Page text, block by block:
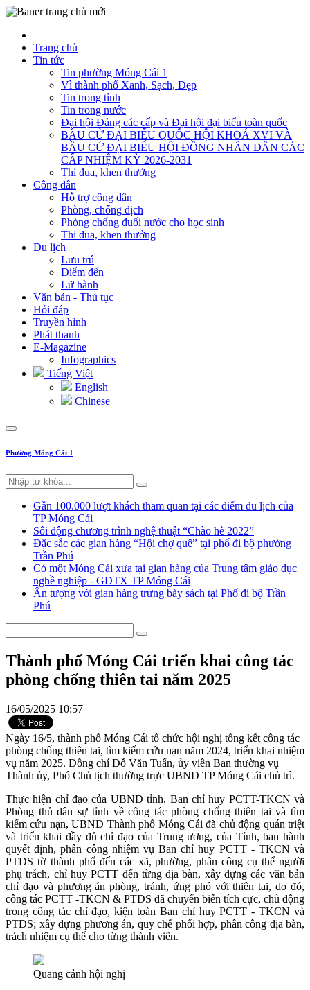
Trang chủ
Tin tức
Tin phường Móng Cái 1
Vì thành phố Xanh, Sạch, Đẹp
Tin trong tỉnh
Tin trong nước
Đại hội Đảng các cấp và Đại hội đại biểu toàn quốc
BẦU CỬ ĐẠI BIỂU QUỐC HỘI KHOÁ XVI VÀ
BẦU CỬ ĐẠI BIỂU HỘI ĐỒNG NHÂN DÂN CÁC
CẤP NHIỆM KỲ 2026-2031
Thi đua, khen thưởng
Công dân
Hỗ trợ công dân
Phòng, chống dịch
Phòng chống đuối nước cho học sinh
Thi đua, khen thưởng
Du lịch
Lưu trú
Điểm đến
Lữ hành
Văn bản - Thủ tục
Hỏi đáp
Truyền hình
Phát thanh
E-Magazine
Infographics
Tiếng Việt
English
Chinese
Phường Móng Cái 1
Gần 100.000 lượt khách tham quan tại các điểm du lịch của
TP Móng Cái
Sôi động chương trình nghệ thuật “Chào hè 2022”
Đặc sắc các gian hàng “Hội chợ quê” tại phố đi bộ phường
Trần Phú
Có một Móng Cái xưa tại gian hàng của Trung tâm giáo dục
nghề nghiệp - GDTX TP Móng Cái
Ấn tượng với gian hàng trưng bày sách tại Phố đi bộ Trần
Phú
Thành phố Móng Cái triển khai công tác
phòng chống thiên tai năm 2025
16/05/2025 10:57
Ngày 16/5, thành phố Móng Cái tổ chức hội nghị tổng kết công tác
phòng chống thiên tai, tìm kiếm cứu nạn năm 2024, triển khai nhiệm
vụ năm 2025. Đồng chí Đỗ Văn Tuấn, ủy viên Ban thường vụ
Thành ủy, Phó Chủ tịch thường trực UBND TP Móng Cái chủ trì.
Thực hiện chỉ đạo của UBND tỉnh, Ban chỉ huy PCTT-TKCN và
Phòng thủ dân sự tỉnh về công tác phòng chống thiên tai và tìm
kiếm cứu nạn, UBND Thành phố Móng Cái đã chủ động quán triệt
và triển khai đầy đủ chỉ đạo của Trung ương, của Tỉnh, ban hành
quyết định, phân công nhiệm vụ Ban chỉ huy PCTT - TKCN và
PTDS từ thành phố đến các xã, phường, phân công cụ thể người
phụ trách, chỉ huy PCTT đến từng địa bàn, xây dựng các văn bản
chỉ đạo và phương án phòng, tránh, ứng phó với thiên tai, do đó,
công tác PCTT -TKCN & PTDS đã chuyển biến tích cực, chủ động
trong công tác chỉ đạo, kiện toàn Ban chỉ huy PCTT - TKCN và
PTDS; xây dựng phương án, quy chế phối hợp, phân công địa bàn,
trách nhiệm cụ thể cho từng thành viên.
Quang cảnh hội nghị